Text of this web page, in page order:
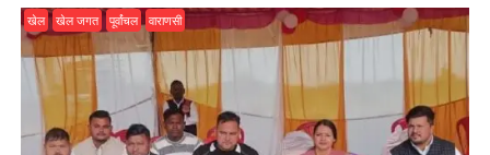
खेल खेल जगत पूर्वांचल वाराणसी